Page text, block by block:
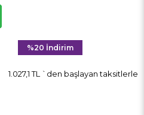
%20 İndirim
1.027,1 TL `den başlayan taksitlerle